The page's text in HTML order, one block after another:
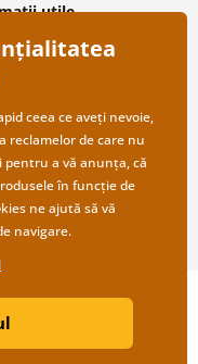
utile
noi
frecvente
angro
a fost creat de
ceea ce aveți nevoie,
reclamelor de care nu
a vă anunța, că
în funcție de
ne ajută să vă
navigare.